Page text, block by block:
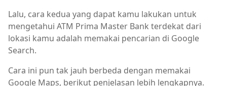
Lalu, cara kedua yang dapat kamu lakukan untuk
mengetahui ATM Prima Master Bank terdekat dari
lokasi kamu adalah memakai pencarian di Google
Search.
Cara ini pun tak jauh berbeda dengan memakai
Google Maps, berikut penjelasan lebih lengkapnya.